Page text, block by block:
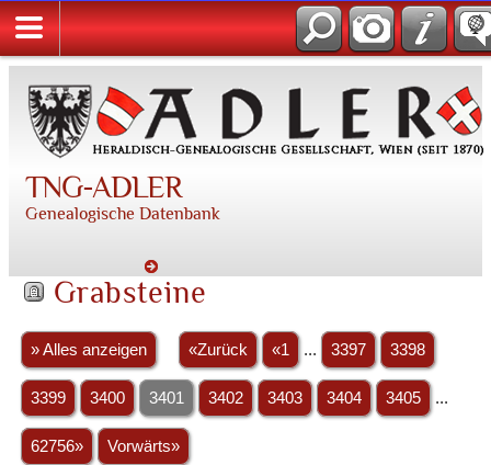
TNG-ADLER
Genealogische Datenbank
Grabsteine
» Alles anzeigen «Zurück «1 ... 3397 3398
3399 3400 3401 3402 3403 3404 3405 ...
62756» Vorwärts»